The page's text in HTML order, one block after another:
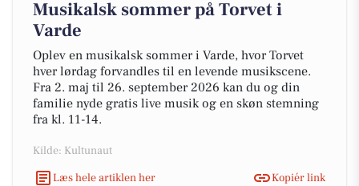
Musikalsk sommer på Torvet i
Varde
Oplev en musikalsk sommer i Varde, hvor Torvet
hver lørdag forvandles til en levende musikscene.
Fra 2. maj til 26. september 2026 kan du og din
familie nyde gratis live musik og en skøn stemning
fra kl. 11-14.
Kilde: Kultunaut
Læs hele artiklen her
Kopiér link